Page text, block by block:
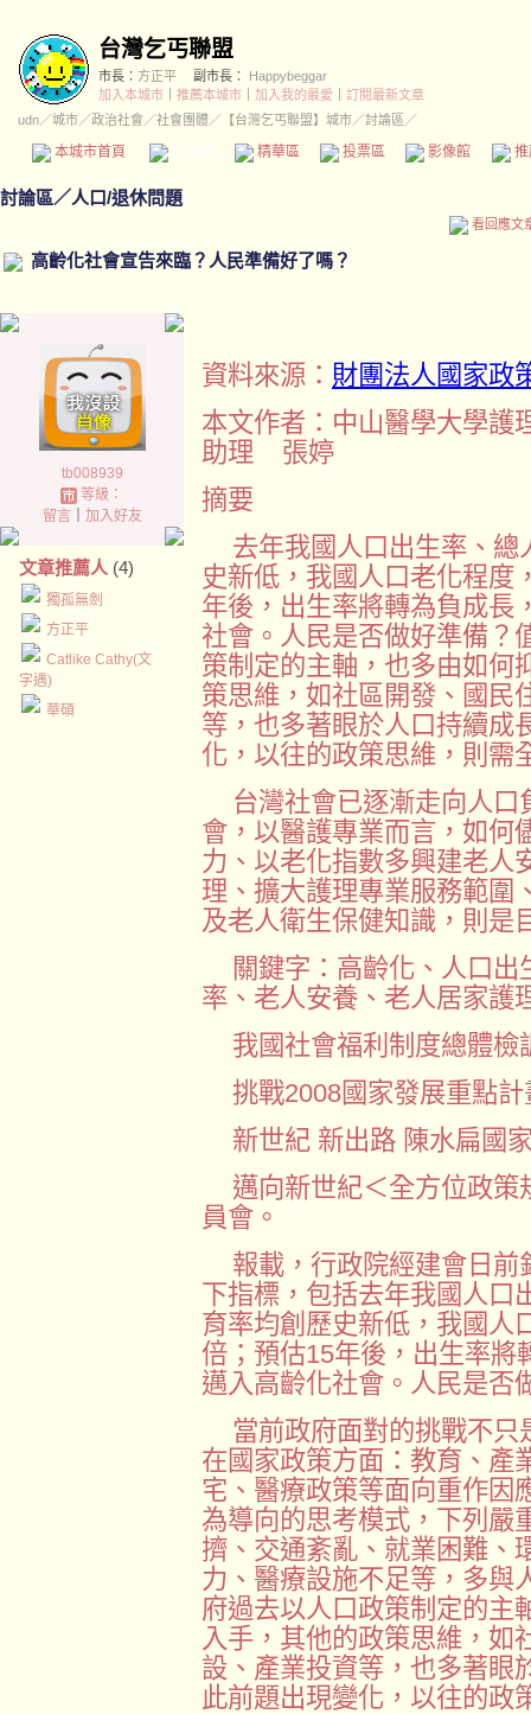
台灣乞丐聯盟
市長： 方正平 副市長：
Happybeggar
加入本城市
推薦本城市 加入我的最愛
訂閱最新文章
udn／城市／政治社會 ／社會團體／ 【台灣乞丐聯盟】城市／討論區／
本城市首頁 精華區 投票區 影像館
討論區／人口/退休問題
看回應文
高齡化社會宣告來臨？人民準備好了嗎？
tb008939
等級：
留言｜ 加入好友
文章推薦人 (4)
獨孤無劍
方正平
Catlike Cathy(文
字遇)
華碩
資料來源： 財團法人國家政
本文作者：中山醫學大學護
助理 張婷
摘要
去年我國人口出生率、
史新低，我國人口老化程度
年後，出生率將轉為負成長
社會。人民是否做好準備？
策制定的主軸，也多由如何
策思維，如社區開發、國民
等，也多著眼於人口持續成
化，以往的政策思維，則需
台灣社會已逐漸走向人
會，以醫護專業而言，如何
力、以老化指數多興建老人
理、擴大護理專業服務範圍
及老人衛生保健知識，則是
關鍵字：高齡化、 人口出
率、老人安養、老人居家護
我國社會福利制度總體
挑戰2008國家發展重點
新世紀 新出路 陳水扁國
邁向新世紀＜全方位政
員會。
報載，行政院經建會日
下指標，包括去年我國人口
育率均創歷史新低，我國人
倍；預估15年後，出生率將
邁入高齡化社會。人民是否
當前政府面對的挑戰不
在國家政策方面：教育、產
宅、醫療政策等面向重作因
為導向的思考模式，下列嚴
擠、交通紊亂、就業困難、
力、醫療設施不足等，多與
府過去以人口政策制定的主
入手，其他的政策思維，如
設、產業投資等，也多著眼
此前題出現變化，以往的政